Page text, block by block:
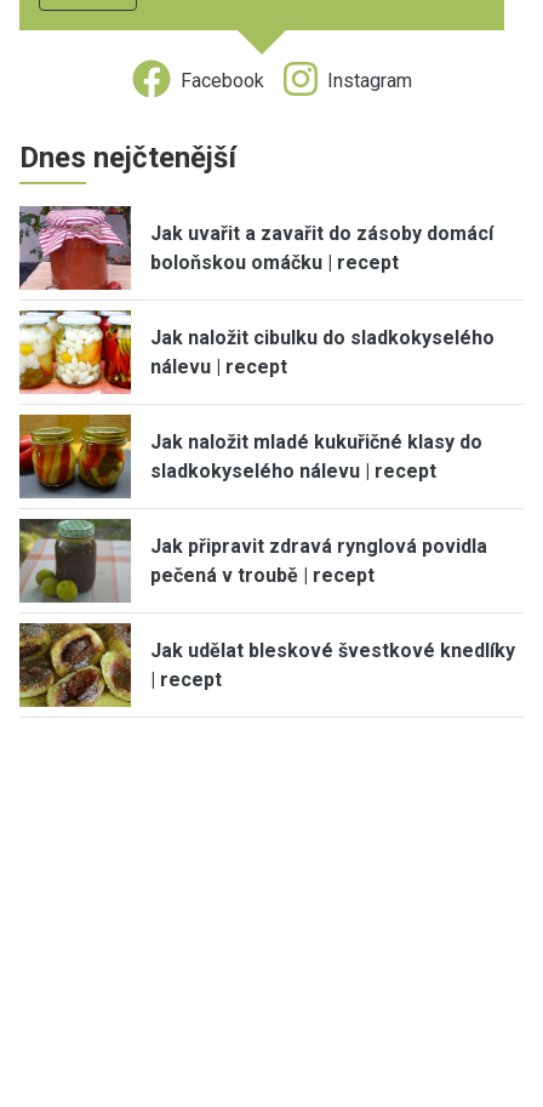
Facebook Instagram
Dnes nejčtenější
Jak uvařit a zavařit do zásoby domácí
boloňskou omáčku | recept
Jak naložit cibulku do sladkokyselého
nálevu | recept
Jak naložit mladé kukuřičné klasy do
sladkokyselého nálevu | recept
Jak připravit zdravá rynglová povidla
pečená v troubě | recept
Jak udělat bleskové švestkové knedlíky
| recept